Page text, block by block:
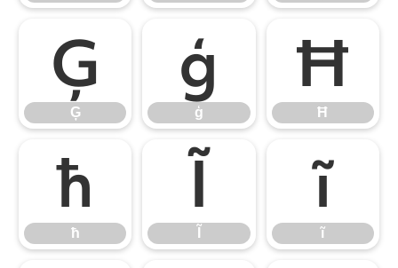
Ģ
Ģ
ģ
ģ
Ħ
Ħ
ħ
ħ
Ĩ ĩ
ĩ